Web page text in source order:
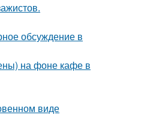
обсуждение в
на фоне кафе в
виде